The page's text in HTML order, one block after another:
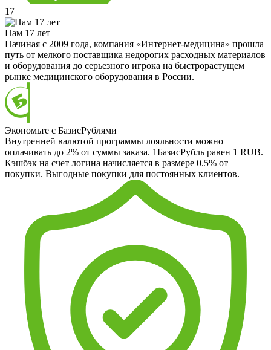
17
Нам 17 лет
Начиная с 2009 года, компания «Интернет-медицина» прошла
путь от мелкого поставщика недорогих расходных материалов
и оборудования до серьезного игрока на быстрорастущем
рынке медицинского оборудования в России.
Экономьте с БазисРублями
Внутренней валютой программы лояльности можно
оплачивать до 2% от суммы заказа. 1БазисРубль равен 1 RUB.
Кэшбэк на счет логина начисляется в размере 0.5% от
покупки. Выгодные покупки для постоянных клиентов.